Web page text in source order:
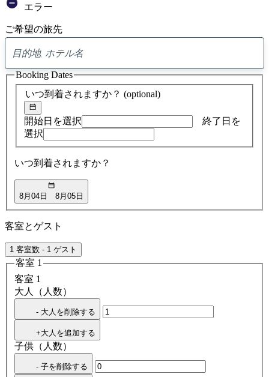
エラー
ご希望の旅先
ア
ド
バ
イ
検
索
いつ到着されますか？ (optional)
開始日を選択
終了日を
選択
いつ到着されますか？
8月04日 8月05日
Booking Dates
客室とゲスト
1 客室数 - 1 ゲスト
客室 1
客室 1
大人（人数）
- 大人を削除する
+大人を追加する
子供（人数）
- 子を削除する